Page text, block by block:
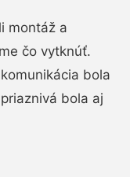
montáž a
čo vytknúť.
bola
bola aj